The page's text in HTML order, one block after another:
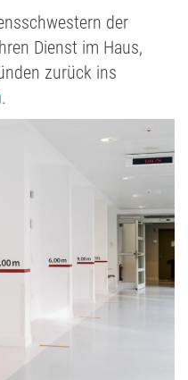
der
Dienst im Haus,
zurück ins
.